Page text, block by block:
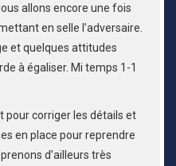
allons encore une fois
en selle l’adversaire.
et quelques attitudes
à égaliser. Mi temps 1-1
pour corriger les détails et
en place pour reprendre
d’ailleurs très